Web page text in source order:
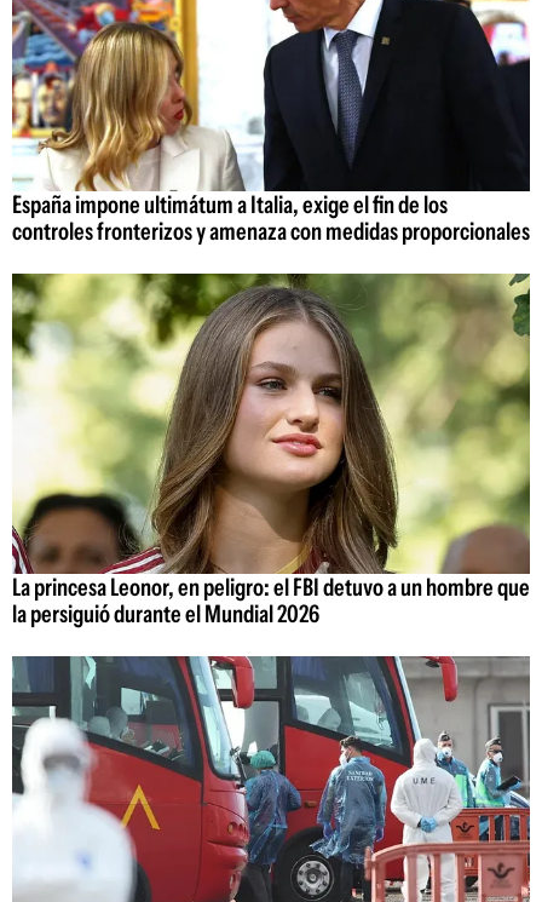
España impone ultimátum a Italia, exige el fin de los
controles fronterizos y amenaza con medidas proporcionales
La princesa Leonor, en peligro: el FBI detuvo a un hombre que
la persiguió durante el Mundial 2026